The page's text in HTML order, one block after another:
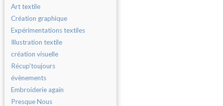
Art textile
Création graphique
Expérimentations textiles
Illustration textile
création visuelle
Récup'toujours
évènements
Embroiderie again
Presque Nous